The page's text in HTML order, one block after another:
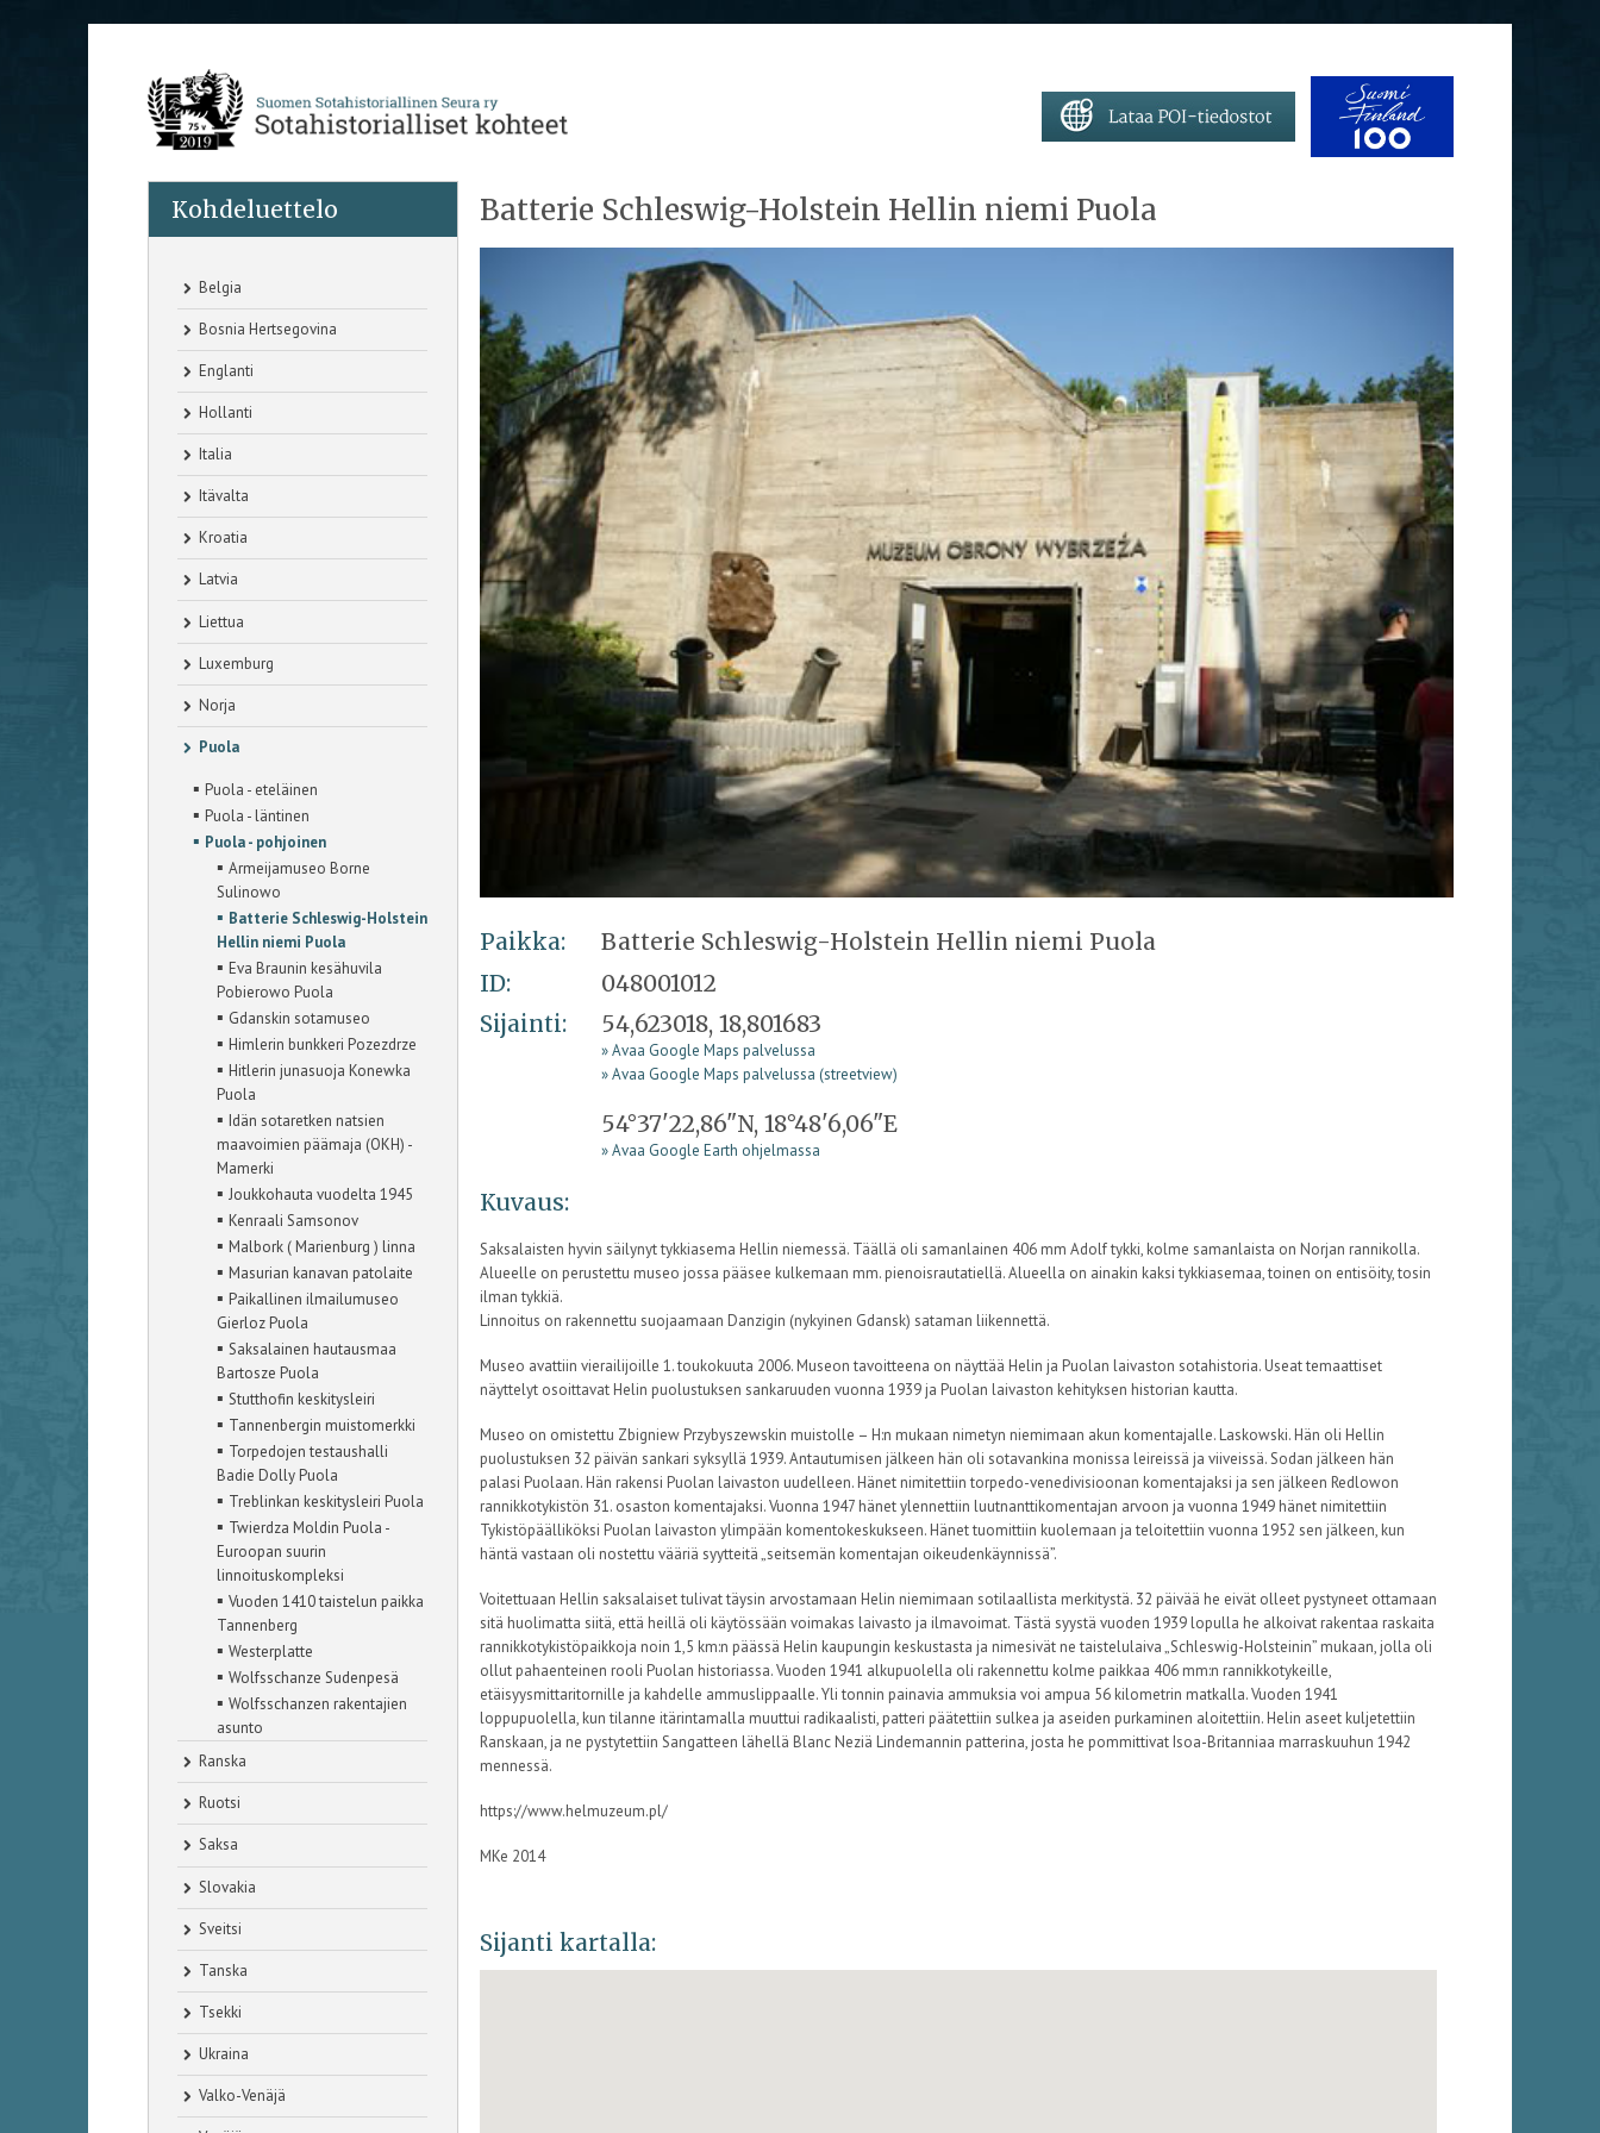
Kohdeluettelo
Belgia
Bosnia Hertsegovina
Englanti
Hollanti
Italia
Itävalta
Kroatia
Latvia
Liettua
Luxemburg
Norja
Puola
▪ Puola - eteläinen
▪ Puola - läntinen
▪ Puola - pohjoinen
▪ Armeijamuseo Borne
Sulinowo
▪ Batterie Schleswig-Holstein
Hellin niemi Puola
▪ Eva Braunin kesähuvila
Pobierowo Puola
▪ Gdanskin sotamuseo
▪ Himlerin bunkkeri Pozezdrze
▪ Hitlerin junasuoja Konewka
Puola
▪ Idän sotaretken natsien
maavoimien päämaja (OKH) -
Mamerki
▪ Joukkohauta vuodelta 1945
▪ Kenraali Samsonov
▪ Malbork ( Marienburg ) linna
▪ Masurian kanavan patolaite
▪ Paikallinen ilmailumuseo
Gierloz Puola
▪ Saksalainen hautausmaa
Bartosze Puola
▪ Stutthofin keskitysleiri
▪ Tannenbergin muistomerkki
▪ Torpedojen testaushalli
Badie Dolly Puola
▪ Treblinkan keskitysleiri Puola
▪ Twierdza Moldin Puola -
Euroopan suurin
linnoituskompleksi
▪ Vuoden 1410 taistelun paikka
Tannenberg
▪ Westerplatte
▪ Wolfsschanze Sudenpesä
▪ Wolfsschanzen rakentajien
asunto
Ranska
Ruotsi
Saksa
Slovakia
Sveitsi
Tanska
Tsekki
Ukraina
Valko-Venäjä
Batterie Schleswig-Holstein Hellin niemi Puola
Paikka:
Batterie Schleswig-Holstein Hellin niemi Puola
ID:
048001012
Sijainti:
54,623018, 18,801683
» Avaa Google Maps palvelussa
» Avaa Google Maps palvelussa (streetview)
54°37'22,86"N, 18°48'6,06"E
» Avaa Google Earth ohjelmassa
Kuvaus:
Saksalaisten hyvin säilynyt tykkiasema Hellin niemessä. Täällä oli samanlainen 406 mm Adolf tykki, kolme samanlaista on Norjan rannikolla.
Alueelle on perustettu museo jossa pääsee kulkemaan mm. pienoisrautatiellä. Alueella on ainakin kaksi tykkiasemaa, toinen on entisöity, tosin
ilman tykkiä.
Linnoitus on rakennettu suojaamaan Danzigin (nykyinen Gdansk) sataman liikennettä.
Museo avattiin vierailijoille 1. toukokuuta 2006. Museon tavoitteena on näyttää Helin ja Puolan laivaston sotahistoria. Useat temaattiset
näyttelyt osoittavat Helin puolustuksen sankaruuden vuonna 1939 ja Puolan laivaston kehityksen historian kautta.
Museo on omistettu Zbigniew Przybyszewskin muistolle – H:n mukaan nimetyn niemimaan akun komentajalle. Laskowski. Hän oli Hellin
puolustuksen 32 päivän sankari syksyllä 1939. Antautumisen jälkeen hän oli sotavankina monissa leireissä ja viiveissä. Sodan jälkeen hän
palasi Puolaan. Hän rakensi Puolan laivaston uudelleen. Hänet nimitettiin torpedo-venedivisioonan komentajaksi ja sen jälkeen Redlowon
rannikkotykistön 31. osaston komentajaksi. Vuonna 1947 hänet ylennettiin luutnanttikomentajan arvoon ja vuonna 1949 hänet nimitettiin
Tykistöpäälliköksi Puolan laivaston ylimpään komentokeskukseen. Hänet tuomittiin kuolemaan ja teloitettiin vuonna 1952 sen jälkeen, kun
häntä vastaan oli nostettu vääriä syytteitä „seitsemän komentajan oikeudenkäynnissä”.
Voitettuaan Hellin saksalaiset tulivat täysin arvostamaan Helin niemimaan sotilaallista merkitystä. 32 päivää he eivät olleet pystyneet ottamaan
sitä huolimatta siitä, että heillä oli käytössään voimakas laivasto ja ilmavoimat. Tästä syystä vuoden 1939 lopulla he alkoivat rakentaa raskaita
rannikkotykistöpaikkoja noin 1,5 km:n päässä Helin kaupungin keskustasta ja nimesivät ne taistelulaiva „Schleswig-Holsteinin” mukaan, jolla oli
ollut pahaenteinen rooli Puolan historiassa. Vuoden 1941 alkupuolella oli rakennettu kolme paikkaa 406 mm:n rannikkotykeille,
etäisyysmittaritornille ja kahdelle ammuslippaalle. Yli tonnin painavia ammuksia voi ampua 56 kilometrin matkalla. Vuoden 1941
loppupuolella, kun tilanne itärintamalla muuttui radikaalisti, patteri päätettiin sulkea ja aseiden purkaminen aloitettiin. Helin aseet kuljetettiin
Ranskaan, ja ne pystytettiin Sangatteen lähellä Blanc Neziä Lindemannin patterina, josta he pommittivat Isoa-Britanniaa marraskuuhun 1942
mennessä.
https://www.helmuzeum.pl/
MKe 2014
Sijanti kartalla: